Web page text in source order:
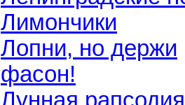
Лимончики
Лопни, но держи
фасон!